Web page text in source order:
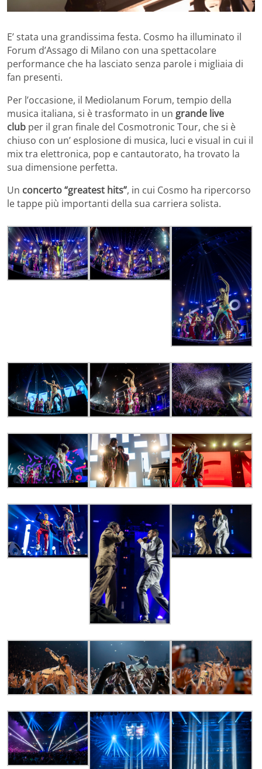
E’ stata una grandissima festa. Cosmo ha illuminato il
Forum d’Assago di Milano con una spettacolare
performance che ha lasciato senza parole i migliaia di
fan presenti.
Per l’occasione, il Mediolanum Forum, tempio della
musica italiana, si è trasformato in un grande live
club per il gran finale del Cosmotronic Tour, che si è
chiuso con un’ esplosione di musica, luci e visual in cui il
mix tra elettronica, pop e cantautorato, ha trovato la
sua dimensione perfetta.
Un concerto “greatest hits”, in cui Cosmo ha ripercorso
le tappe più importanti della sua carriera solista.